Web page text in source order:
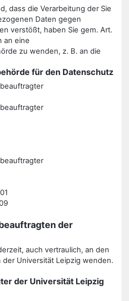
dass die Verarbeitung der Sie
Daten gegen
verstößt, haben Sie gem. Art.
an eine
zu wenden, z. B. an die
für den Datenschutz
der
auch vertraulich, an den
Universität Leipzig wenden.
der Universität Leipzig